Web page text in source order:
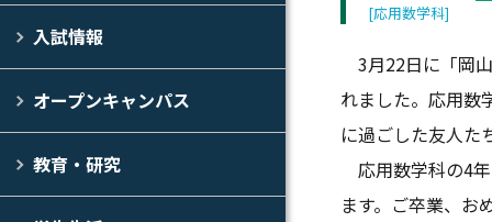
入試情報
オープンキャンパス
教育・研究
[応用数学科]
3月22日に「岡
れました。応用数
に過ごした友人た
応用数学科の4
ます。ご卒業、お